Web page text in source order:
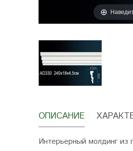
ОПИСАНИЕ
Интерьерный молдинг из